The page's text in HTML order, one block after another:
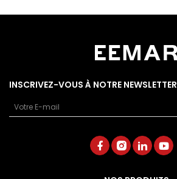
INSCRIVEZ-VOUS À NOTRE NEWSLETTER